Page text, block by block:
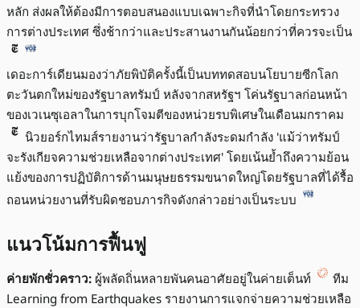
หลัก ส่งผลให้ต้องมีการตอบสนองแบบเฉพาะกิจที่นำโดยกระทรวง
การต่างประเทศ ซึ่งช้ากว่าและประสานงานกันน้อยกว่าที่ควรจะเป็น
เดอะการ์เดียนมองว่าภัยพิบัติครั้งนี้เป็นบททดสอบนโยบายซีกโลก
ตะวันตกใหม่ของรัฐบาลทรัมป์ หลังจากสหรัฐฯ โค่นรัฐบาลก่อนหน้า
ของเวเนซุเอลาในการบุกโจมตีของหน่วยรบพิเศษในเดือนมกราคม
นิวยอร์กไทมส์รายงานว่ารัฐบาลกำลังระดมกำลัง 'แม้ว่าทรัมป์
จะรังเกียจความช่วยเหลือจากต่างประเทศ' โดยเน้นย้ำถึงความย้อน
แย้งของการปฏิบัติการด้านมนุษยธรรมขนาดใหญ่โดยรัฐบาลที่ได้รื้อ
ถอนหน่วยงานที่รับผิดชอบภารกิจดังกล่าวอย่างเป็นระบบ
แนวโน้มการฟื้นฟู
ค่ายพักชั่วคราว: ผู้พลัดถิ่นหลายพันคนอาศัยอยู่ในค่ายเต็นท์
ทีม
Learning from Earthquakes รายงานการแจกจ่ายความช่วยเหลือ